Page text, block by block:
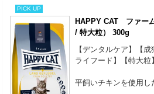
PICK UP
HAPPY CAT ファー
/ 特大粒） 300g
【デンタルケア】【
ライフード】【特大粒
平飼いチキンを使用